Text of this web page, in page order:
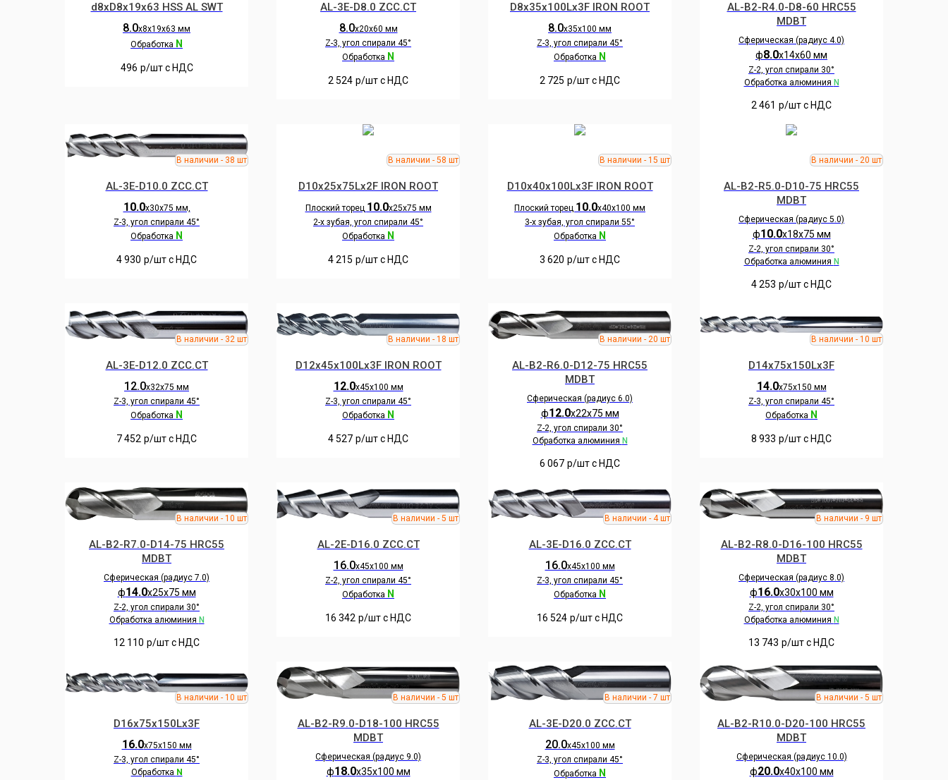
d8хD8х19х63 HSS AL SWT
8.0х8х19х63 мм
Обработка N
496 р/шт c НДС
AL-3E-D8.0 ZCC.CT
8.0х20х60 мм
Z-3, угол спирали 45°
Обработка N
2 524 р/шт c НДС
D8x35x100Lx3F IRON ROOT
8.0х35х100 мм
Z-3, угол спирали 45°
Обработка N
2 725 р/шт c НДС
AL-B2-R4.0-D8-60 HRC55
MDBT
Сферическая (радиус 4.0)
ф8.0х14х60 мм
Z-2, угол спирали 30°
Обработка алюминия N
2 461 р/шт c НДС
AL-3E-D10.0 ZCC.CT
10.0х30х75 мм,
Z-3, угол спирали 45°
Обработка N
4 930 р/шт c НДС
D10x25x75Lx2F IRON ROOT
Плоский торец 10.0х25х75 мм
2-х зубая, угол спирали 45°
Обработка N
4 215 р/шт c НДС
D10x40x100Lx3F IRON ROOT
Плоский торец 10.0х40х100 мм
3-х зубая, угол спирали 55°
Обработка N
3 620 р/шт c НДС
AL-B2-R5.0-D10-75 HRC55
MDBT
Сферическая (радиус 5.0)
ф10.0х18х75 мм
Z-2, угол спирали 30°
Обработка алюминия N
4 253 р/шт c НДС
AL-3E-D12.0 ZCC.CT
12.0х32х75 мм
Z-3, угол спирали 45°
Обработка N
7 452 р/шт c НДС
D12x45x100Lx3F IRON ROOT
12.0х45х100 мм
Z-3, угол спирали 45°
Обработка N
4 527 р/шт c НДС
AL-B2-R6.0-D12-75 HRC55
MDBT
Сферическая (радиус 6.0)
ф12.0х22х75 мм
Z-2, угол спирали 30°
Обработка алюминия N
6 067 р/шт c НДС
D14x75x150Lx3F
14.0х75х150 мм
Z-3, угол спирали 45°
Обработка N
8 933 р/шт c НДС
AL-B2-R7.0-D14-75 HRC55
MDBT
Сферическая (радиус 7.0)
ф14.0х25х75 мм
Z-2, угол спирали 30°
Обработка алюминия N
12 110 р/шт c НДС
AL-2E-D16.0 ZCC.CT
16.0х45х100 мм
Z-2, угол спирали 45°
Обработка N
16 342 р/шт c НДС
AL-3E-D16.0 ZCC.CT
16.0х45х100 мм
Z-3, угол спирали 45°
Обработка N
16 524 р/шт c НДС
AL-B2-R8.0-D16-100 HRC55
MDBT
Сферическая (радиус 8.0)
ф16.0х30х100 мм
Z-2, угол спирали 30°
Обработка алюминия N
13 743 р/шт c НДС
D16x75x150Lx3F
16.0х75х150 мм
Z-3, угол спирали 45°
Обработка N
AL-B2-R9.0-D18-100 HRC55
MDBT
Сферическая (радиус 9.0)
ф18.0х35х100 мм
AL-3E-D20.0 ZCC.CT
20.0х45х100 мм
Z-3, угол спирали 45°
Обработка N
AL-B2-R10.0-D20-100 HRC55
MDBT
Сферическая (радиус 10.0)
ф20.0х40х100 мм